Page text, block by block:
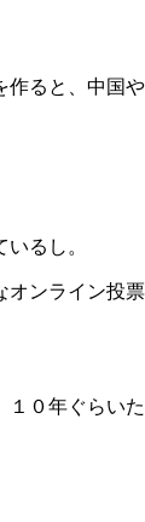
作ると、中国や
るし。
オンライン投票
１０年ぐらいた